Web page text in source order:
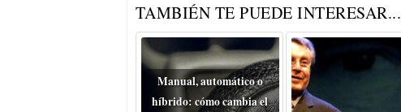
TAMBIÉN TE PUEDE INTERESAR...
Manual, automático o
híbrido: cómo cambia el